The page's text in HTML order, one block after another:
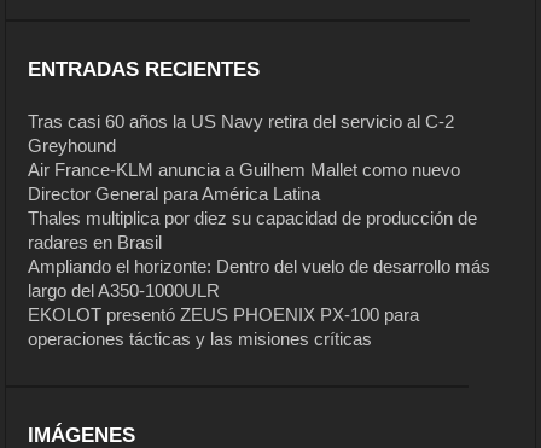
ENTRADAS RECIENTES
Tras casi 60 años la US Navy retira del servicio al C-2
Greyhound
Air France-KLM anuncia a Guilhem Mallet como nuevo
Director General para América Latina
Thales multiplica por diez su capacidad de producción de
radares en Brasil
Ampliando el horizonte: Dentro del vuelo de desarrollo más
largo del A350-1000ULR
EKOLOT presentó ZEUS PHOENIX PX-100 para
operaciones tácticas y las misiones críticas
IMÁGENES